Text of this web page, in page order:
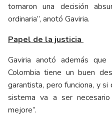
tomaron una decisión
ordinaria”, anotó Gaviria.
Papel de la justicia
Gaviria anotó además que
Colombia tiene un buen
garantista, pero funciona, y
sistema va a ser
mejore”.